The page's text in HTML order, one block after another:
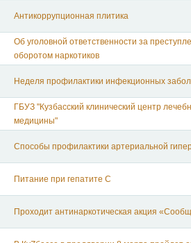
Антикоррупционная плитика
Об уголовной ответственности за
оборотом наркотиков
Неделя профилактики инфекционных
ГБУЗ "Кузбасский клинический центр
медицины"
Способы профилактики артериальной
Питание при гепатите С
Проходит антинаркотическая акция